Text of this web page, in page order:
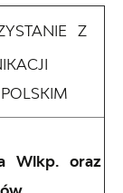
Z
Wlkp. oraz